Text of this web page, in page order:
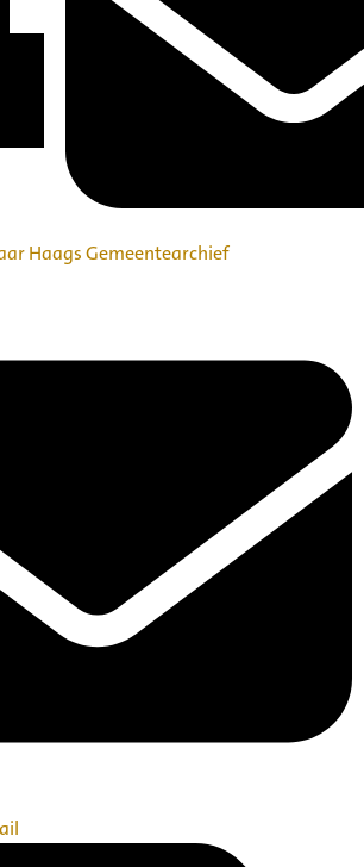
Haags Gemeentearchief